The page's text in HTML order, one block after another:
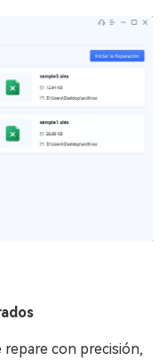
repare con precisión,